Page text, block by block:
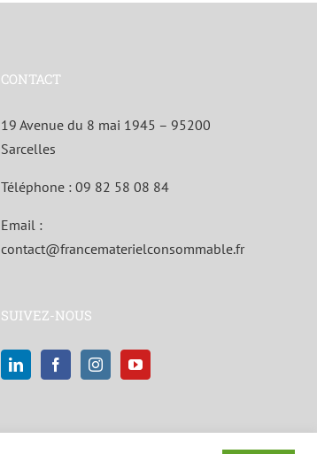
CONTACT
19 Avenue du 8 mai 1945 – 95200
Sarcelles
Téléphone : 09 82 58 08 84
Email :
contact@francematerielconsommable.fr
SUIVEZ-NOUS